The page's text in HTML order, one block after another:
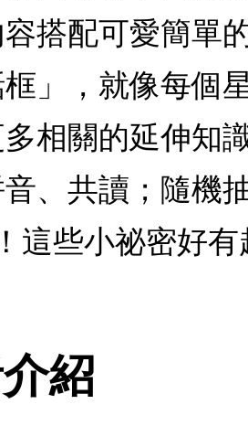
搭配可愛簡單
框」，就像每個
相關的延伸知
、共讀；隨機
這些小祕密好
紹